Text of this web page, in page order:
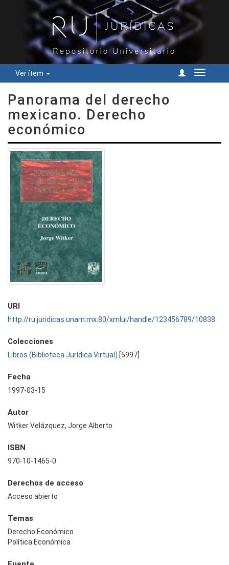
Ver ítem
Cambiar
Panorama del derecho
mexicano. Derecho
económico
URI
http://ru.juridicas.unam.mx:80/xmlui/handle/123456789/10838
Colecciones
Libros (Biblioteca Jurídica Virtual) [5997]
Fecha
1997-03-15
Autor
Witker Velázquez, Jorge Alberto
ISBN
970-10-1465-0
Derechos de acceso
Acceso abierto
Temas
Derecho Económico
Política Económica